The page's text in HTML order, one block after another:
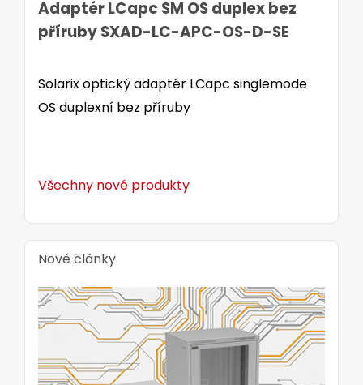
Adaptér LCapc SM OS duplex bez
příruby SXAD-LC-APC-OS-D-SE
Solarix optický adaptér LCapc singlemode
OS duplexní bez příruby
Všechny nové produkty
Nové články